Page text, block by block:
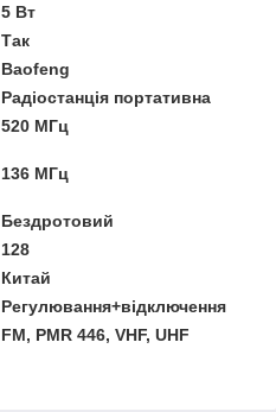
5 Вт
Так
Baofeng
Радіостанція портативна
520 МГц
136 МГц
Бездротовий
128
Китай
Регулювання+відключення
FM, PMR 446, VHF, UHF